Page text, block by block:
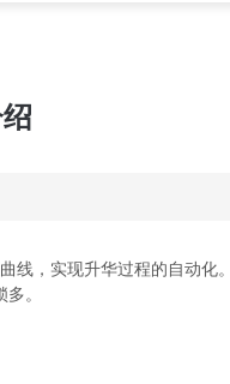
线，实现升华过程的自动化。
。